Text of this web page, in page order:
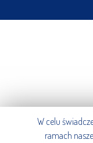
W celu
ramach